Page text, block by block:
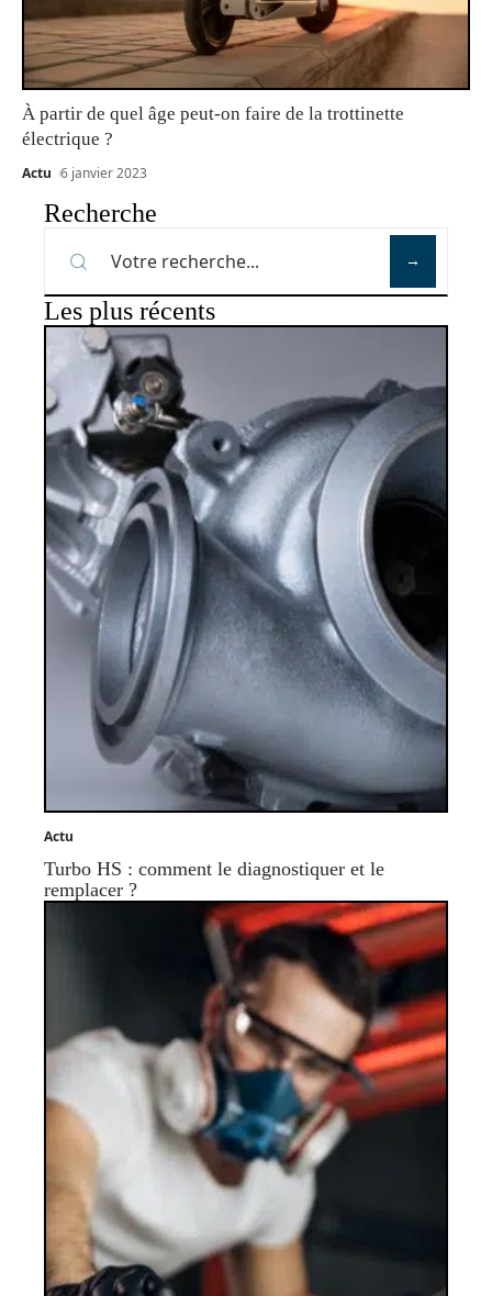
À partir de quel âge peut-on faire de la trottinette
électrique ?
Actu 6 janvier 2023
Recherche
Les plus récents
Actu
Turbo HS : comment le diagnostiquer et le
remplacer ?